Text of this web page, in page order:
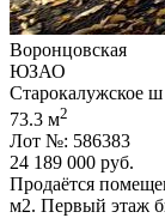
Воронцовская
ЮЗАО
Старокалужское ш
73.3 м2
Лот №: 586383
24 189 000 руб.
Продаётся
м2. Первый этаж